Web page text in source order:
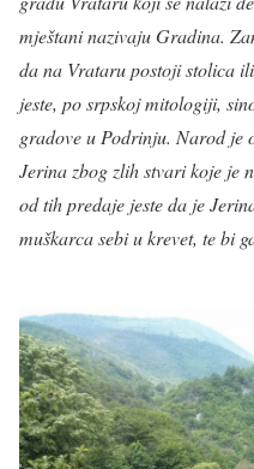
mještani nazivaju Gradina.
da na Vrataru postoji stolica
jeste, po srpskoj mitologiji,
gradove u Podrinju. Narod je
Jerina zbog zlih stvari koje je
od tih predaje jeste da je
muškarca sebi u krevet, te bi